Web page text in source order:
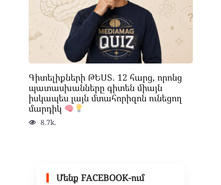
Գիտելիքների ԹԵՍՏ. 12 հարց, որոնց
պատասխանները գիտեն միայն
իսկապես լայն մտահորիզոն ունեցող
մարդիկ
8.7k.
Մենք FACEBOOK-ում